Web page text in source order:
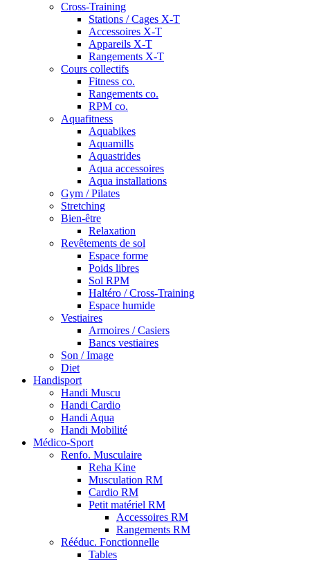
Cross-Training
Stations / Cages X-T
Accessoires X-T
Appareils X-T
Rangements X-T
Cours collectifs
Fitness co.
Rangements co.
RPM co.
Aquafitness
Aquabikes
Aquamills
Aquastrides
Aqua accessoires
Aqua installations
Gym / Pilates
Stretching
Bien-être
Relaxation
Revêtements de sol
Espace forme
Poids libres
Sol RPM
Haltéro / Cross-Training
Espace humide
Vestiaires
Armoires / Casiers
Bancs vestiaires
Son / Image
Diet
Handisport
Handi Muscu
Handi Cardio
Handi Aqua
Handi Mobilité
Médico-Sport
Renfo. Musculaire
Reha Kine
Musculation RM
Cardio RM
Petit matériel RM
Accessoires RM
Rangements RM
Rééduc. Fonctionnelle
Tables